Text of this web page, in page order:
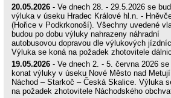
20.05.2026 - Ve dnech 28. - 29.5.2026 se
výluka v úseku Hradec Králové hl.n. -
(Hořice v Podkrkonoší). Všechny uvedené
budou po dobu výluky nahrazeny náhradní
autobusovou dopravou dle výlukových
Výluka se koná na požadek zhotovitele
19.05.2026 - Ve dnech 2. - 5. června 2026 se
konat výluky v úseku Nové Město nad
Náchod – Starkoč – Česká Skalice. Výluka
na požadek zhotovitele Náchodského